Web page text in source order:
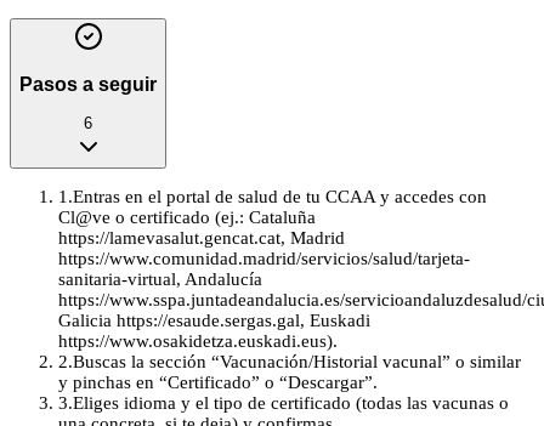
Pasos a seguir
6
1 .Entras en el portal de salud de tu CCAA y accedes con
Cl@ve o certificado (ej.: Cataluña
https://lamevasalut.gencat.cat, Madrid
https://www.comunidad.madrid/servicios/salud/tarjeta-
sanitaria-virtual, Andalucía
https://www.sspa.juntadeandalucia.es/servicioandaluzdesalud/
Galicia https://esaude.sergas.gal, Euskadi
https://www.osakidetza.euskadi.eus).
2.Buscas la sección “Vacunación/Historial vacunal” o similar
y pinchas en “Certificado” o “Descargar”.
3.Eliges idioma y el tipo de certificado (todas las vacunas o